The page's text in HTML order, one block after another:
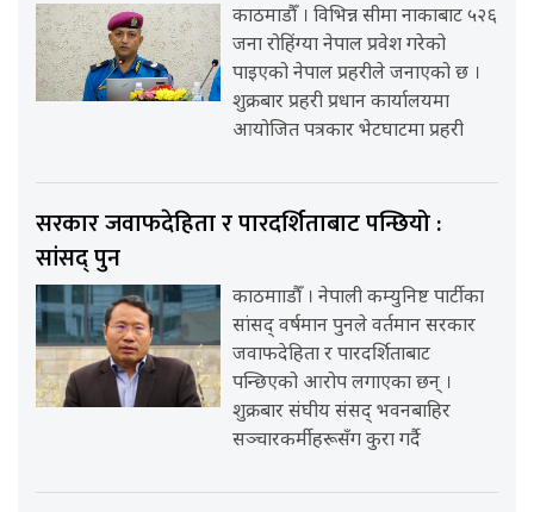
काठमाडौँ । विभिन्न सीमा नाकाबाट ५२६
जना रोहिंग्या नेपाल प्रवेश गरेको
पाइएको नेपाल प्रहरीले जनाएको छ ।
शुक्रबार प्रहरी प्रधान कार्यालयमा
आयोजित पत्रकार भेटघाटमा प्रहरी
सरकार जवाफदेहिता र पारदर्शिताबाट पन्छियो :
सांसद् पुन
काठमााडौँ । नेपाली कम्युनिष्ट पार्टीका
सांसद् वर्षमान पुनले वर्तमान सरकार
जवाफदेहिता र पारदर्शिताबाट
पन्छिएको आरोप लगाएका छन् ।
शुक्रबार संघीय संसद् भवनबाहिर
सञ्चारकर्मीहरूसँग कुरा गर्दै